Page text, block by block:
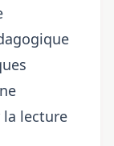
la lecture